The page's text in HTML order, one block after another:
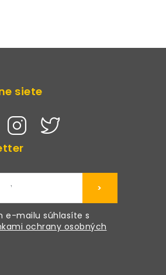
siete
e-mailu súhlasíte s
ochrany osobných
>